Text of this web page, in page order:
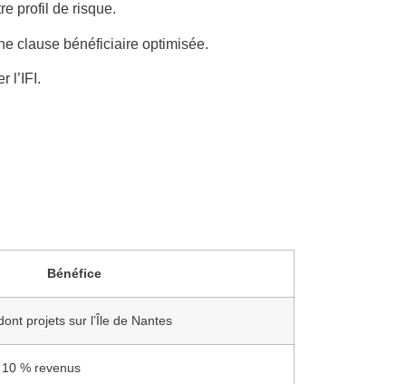
profil de risque.
clause bénéficiaire optimisée.
l’IFI.
Bénéfice
projets sur l’Île de Nantes
10 % revenus